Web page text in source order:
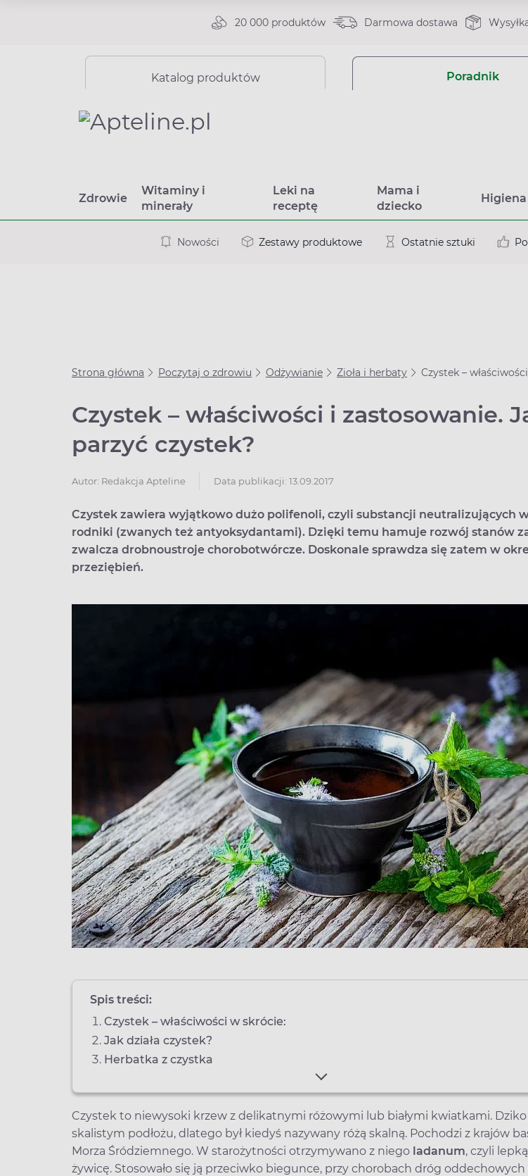
20 000 produktów Darmowa dostawa
Katalog produktów Poradnik
Zdrowie
Witaminy i
minerały
Leki na
receptę
Mama i
dziecko
Higiena
Nowości Zestawy produktowe Ostatnie sztuki
Strona główna Poczytaj o zdrowiu Odżywianie Zioła i herbaty Czystek –
Czystek – właściwości i zastosowanie.
parzyć czystek?
Autor: Redakcja Apteline Data publikacji: 13.09.2017
Czystek zawiera wyjątkowo dużo polifenoli, czyli substancji neutralizujących
rodniki (zwanych też antyoksydantami). Dzięki temu hamuje rozwój stanów
zwalcza drobnoustroje chorobotwórcze. Doskonale sprawdza się zatem w
przeziębień.
Spis treści:
Czystek – właściwości w skrócie:
Jak działa czystek?
Herbatka z czystka
Czystek to niewysoki krzew z delikatnymi różowymi lub białymi kwiatkami. Dziko
skalistym podłożu, dlatego był kiedyś nazywany różą skalną. Pochodzi z krajów
Morza Śródziemnego. W starożytności otrzymywano z niego ladanum, czyli
żywicę. Stosowało się ją przeciwko biegunce, przy chorobach dróg oddechowych